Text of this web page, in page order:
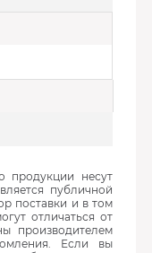
продукции несут
публичной
поставки и в том
отличаться от
производителем
Если вы